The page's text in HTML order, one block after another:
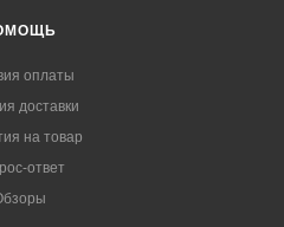
оплаты
доставки
на товар
ответ